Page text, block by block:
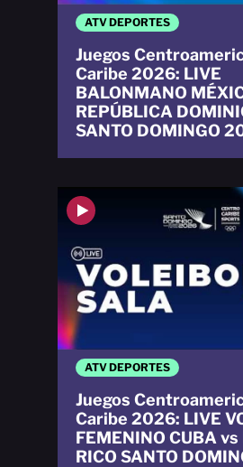
ATV DEPORTES
Juegos
Caribe 2026: LIVE
FEMENINO CUBA vs
RICO SANTO
ATV DEPORTES
Juegos
Caribe 2026: LIVE
BALONMANO
REPÚBLICA
SANTO DOMINGO